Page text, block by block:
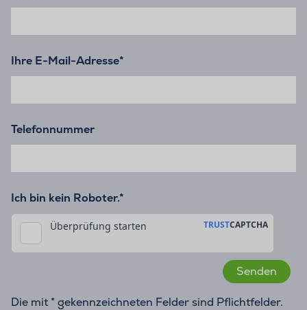
Ihre E-Mail-Adresse*
Telefonnummer
Ich bin kein Roboter.*
Die mit * gekennzeichneten Felder sind Pflichtfelder.